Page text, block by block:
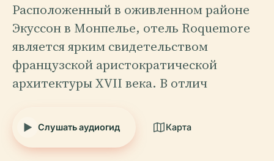
Расположенный в оживленном районе
Экуссон в Монпелье, отель Roquemore
является ярким свидетельством
французской аристократической
архитектуры XVII века. В отлич
Слушать аудиогид Карта